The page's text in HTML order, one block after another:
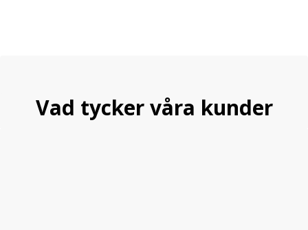
Vad tycker våra kunder